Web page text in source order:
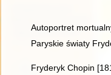
Autoportret
Paryskie światy
Fryderyk Chopin